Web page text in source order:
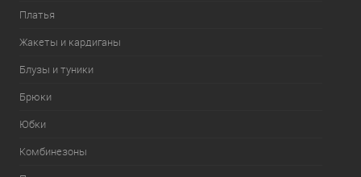
Платья
Жакеты и кардиганы
Блузы и туники
Брюки
Юбки
Комбинезоны